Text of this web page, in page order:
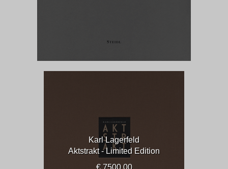
Karl Lagerfeld
Aktstrakt - Limited Edition
€ 7500.00